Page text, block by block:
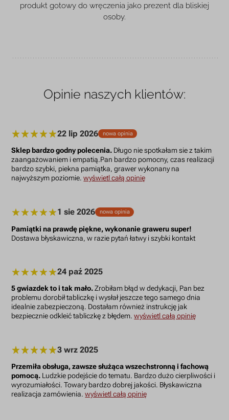
produkt gotowy do wręczenia jako prezent dla bliskiej
osoby.
Opinie naszych klientów:
22 lip 2026 nowa opinia
Sklep bardzo godny polecenia. Długo nie spotkałam sie z takim
zaangażowaniem i empatią.Pan bardzo pomocny, czas realizacji
bardzo szybki, piekna pamiątka, grawer wykonany na
najwyższym poziomie.wyświetl całą opinię
1 sie 2026 nowa opinia
Pamiątki na prawdę piękne, wykonanie graweru super!
Dostawa błyskawiczna, w razie pytań łatwy i szybki kontakt
24 paź 2025
5 gwiazdek to i tak mało.Zrobiłam błąd w dedykacji, Pan bez
problemu dorobił tabliczkę i wysłał jeszcze tego samego dnia
idealnie zabezpieczoną. Dostałam również instrukcję jak
bezpiecznie odkleić tabliczkę z błędem.wyświetl całą opinię
3 wrz 2025
Przemiła obsługa, zawsze służąca wszechstronną i fachową
pomocą. Ludzkie podejście do tematu. Bardzo dużo cierpliwości i
wyrozumiałości. Towary bardzo dobrej jakości. Błyskawiczna
realizacja zamówienia.wyświetl całą opinię